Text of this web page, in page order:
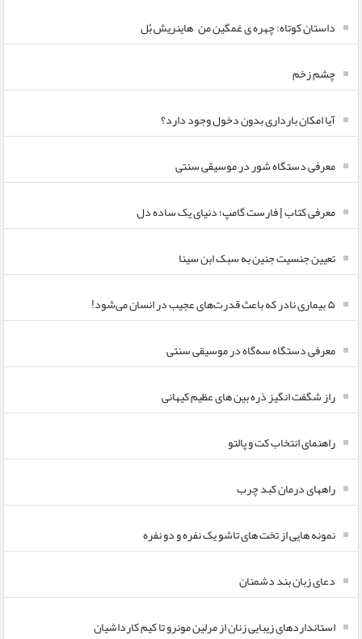
داستان کوتاه: چهره ی غمگین من – هاینریش بُل
چشم زخم
آیا امکان بارداری بدون دخول وجود دارد؟
معرفی دستگاه شور در موسیقی سنتی
معرفی کتاب | فارست گامپ؛ دنیای یک ساده دل
تعیین جنسیت جنین به سبک ابن سینا
۵ بیماری نادر که باعث قدرت‌های عجیب در انسان می‌شود!
معرفی دستگاه سه‌گاه در موسیقی سنتی
راز شگفت انگیز ذره بین های عظیم کیهانی
راهنمای انتخاب کت و پالتو
راههای درمان کبد چرب
نمونه هایی از تخت های تاشو یک نفره و دو نفره
دعای زبان بند دشمنان
استانداردهای زیبایی زنان از مرلین مونرو تا کیم کارداشیان